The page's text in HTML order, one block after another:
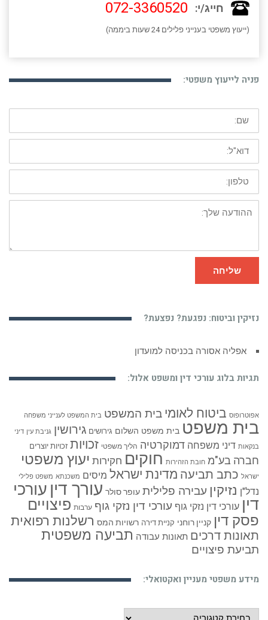
חייג/י: 072-3360520
(ייעוץ משפטי בענייני פלילים 24 שעות ביממה)
פניה לייעוץ משפטי:
שם:
דוא"ל:
טלפון:
ההודעה
שלך:
שליחה
נזיקין וביטוח: נפגעת? נפצעת?
אפליה אסורה בכניסה למועדון
תגיות בלוג עורכי דין ומשפט אלול:
אפוטרופוס ביטוח לאומי בית המשפט בית המשפט לענייני משפחה
בית משפט בית משפט השלום גירושים גירושין גניבת עין דיני
בנקאות דיני משפחה דמוקרטיה הליך משפטי זכויות זכויות יוצרים
חברה בע"מ חובת הזהירות חוקים חקירות יעוץ משפטי
ישראל כתב תביעה מדינת ישראל מיסים משכנתא משפט פלילי
נדל"ן נזיקין עבירה פלילית עופר סולר עורך דין עורכי
דין עורכי דין נזקי גוף עורכי דין נזקי גוף ערבות פיצויים
פסק דין קניין רוחני קניית דירה רשויות המס רשלנות רפואית
תאונות דרכים תאונות עבודה תביעה משפטית
תביעת פיצויים
מידע משפטי מעניין ואקטואלי:
מידע